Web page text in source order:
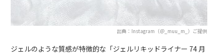
出典：Instagram（＠_muu_m_）ご提供
ジェルのような質感が特徴的な「ジェルリキッドライナー 74 月